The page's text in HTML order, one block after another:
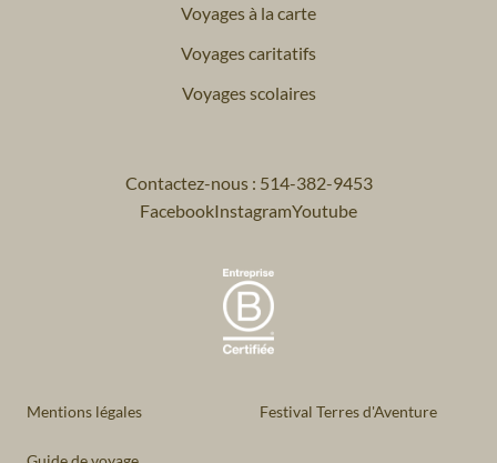
Voyages à la carte
Voyages caritatifs
Voyages scolaires
Contactez-nous : 514-382-9453
FacebookInstagramYoutube
Mentions légales Festival Terres d'Aventure